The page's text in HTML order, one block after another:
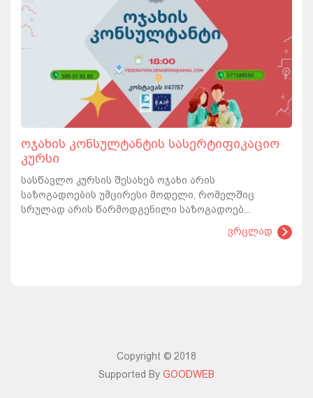
ოჯახის კონსულტანტის სასერტიფიკაციო
კურსი
სასწავლო კურსის შესახებ ოჯახი არის
საზოგადოების უმცირესი მოდელი, რომელშიც
სრულად არის წარმოდგენილი საზოგადოებ...
ვრცლად
Copyright © 2018
Supported By GOODWEB